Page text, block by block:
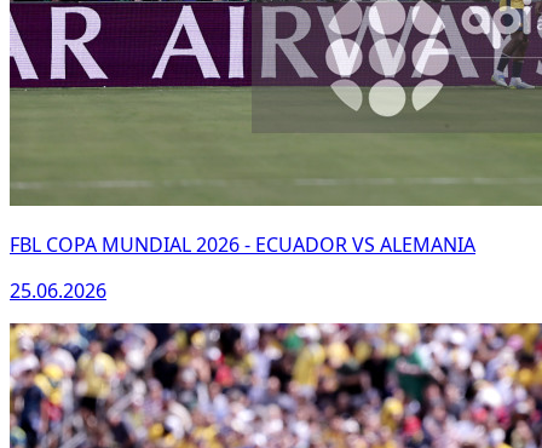
FBL COPA MUNDIAL 2026 - ECUADOR VS ALEMANIA
25.06.2026